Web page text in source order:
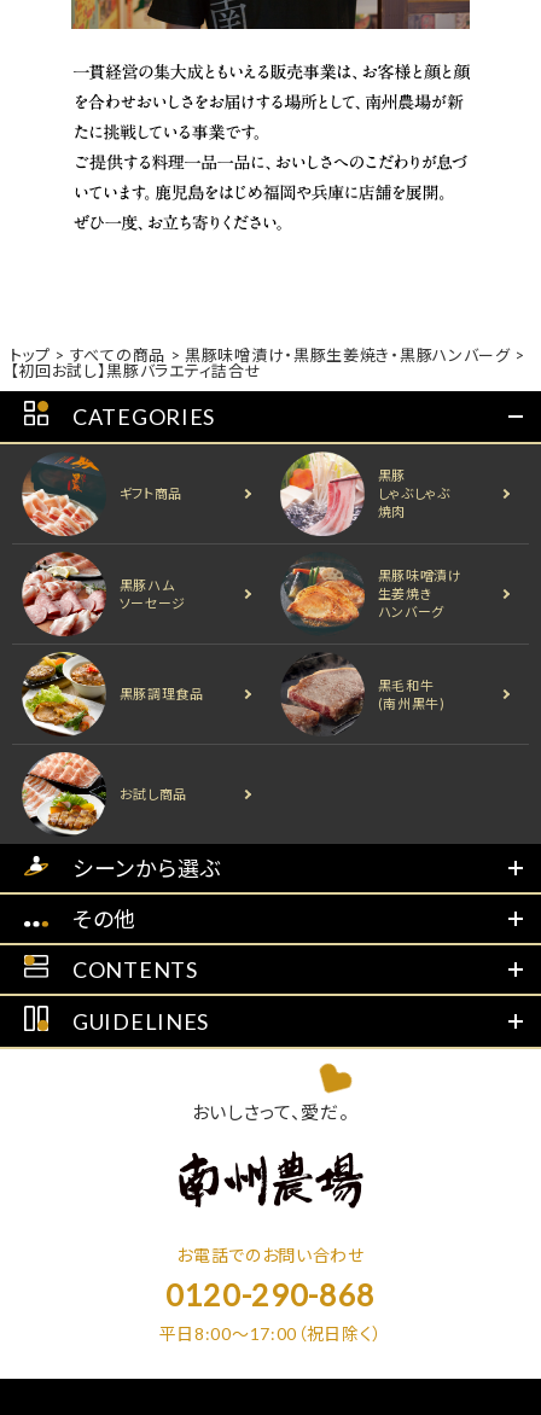
トップ すべての商品
黒豚味噌漬け・黒豚生姜焼き・黒豚ハンバーグ
【初回お試し】黒豚バラエティ詰合せ
CATEGORIES
ギフト商品
黒豚
しゃぶしゃぶ
焼肉
黒豚ハム
ソーセージ
黒豚味噌漬け
生姜焼き
ハンバーグ
黒豚調理食品
黒毛和牛
(南州黒牛)
お試し商品
シーンから選ぶ
その他
CONTENTS
GUIDELINES
おいしさって、愛だ。
お電話でのお問い合わせ
0120-290-868
平日8:00～17:00（祝日除く）